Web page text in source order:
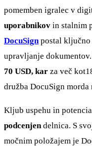
pomemben igralec v
uporabnikov in stalnim
DocuSign postal
upravljanje
70 USD, kar za več
družba DocuSign
Kljub uspehu in
podcenjen delnica. S
močnim položajem je